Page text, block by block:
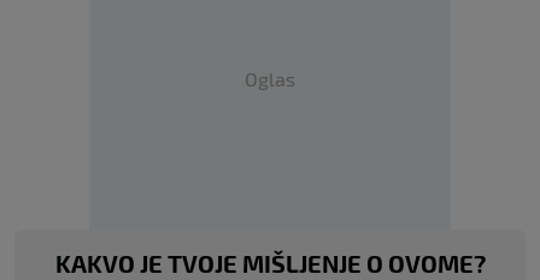
Oglas
KAKVO JE TVOJE MIŠLJENJE O OVOME?